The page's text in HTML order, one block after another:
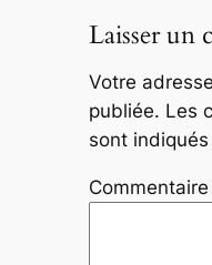
Laisser un
Votre
publiée. Les
sont
Commentaire